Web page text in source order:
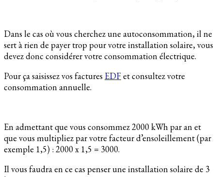
Dans le cas où vous cherchez une autoconsommation, il ne
sert à rien de payer trop pour votre installation solaire, vous
devez donc considérer votre consommation électrique.
Pour ça saisissez vos factures EDFet consultez votre
consommation annuelle.
En admettant que vous consommez 2000 kWh par an et
que vous multipliez par votre facteur d’ensoleillement (par
exemple 1,5) : 2000 x 1,5 = 3000.
Il vous faudra en ce cas penser une installation solaire de 3